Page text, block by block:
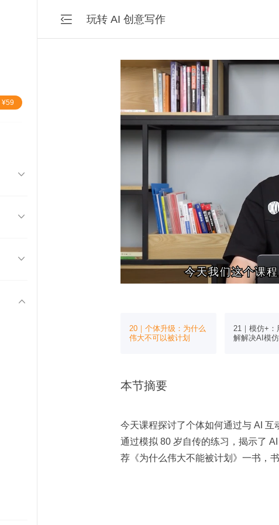
¥59




 玩转 AI 创意写作
今天我们这个课
今天我们这个课
20｜个体升级：为什么
伟大不可以被计划
21｜模仿+：
解解决AI模仿
本节摘要
今天课程探讨了个体如何通过与 AI 互
通过模拟 80 岁自传的练习，揭示了
荐《为什么伟大不能被计划》一书，
免局部最优解。OpenAI 的研究历程